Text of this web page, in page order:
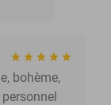
bohème,